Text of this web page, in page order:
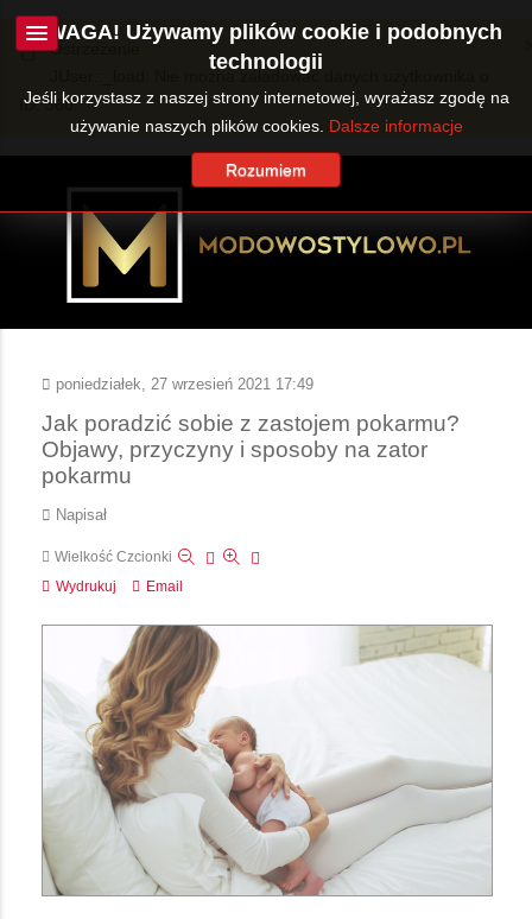
Ostrzeżenie
JUser::_load: Nie można załadować danych użytkownika o
ID: 360.
poniedziałek, 27 wrzesień 2021 17:49
Jak poradzić sobie z zastojem pokarmu?
Objawy, przyczyny i sposoby na zator
pokarmu
Napisał
Wielkość Czcionki
Wydrukuj
Email
UWAGA! Używamy plików cookie i podobnych
technologii
Jeśli korzystasz z naszej strony internetowej, wyrażasz zgodę na
używanie naszych plików cookies. Dalsze informacje
Rozumiem